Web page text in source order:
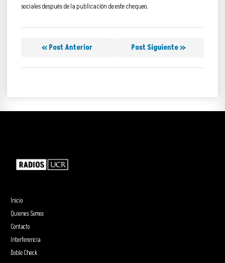
sociales después de la publicación de este chequeo.
« Post Anterior Post Siguiente »
Inicio
Quienes Somos
Contacto
Interferencia
Doble Check